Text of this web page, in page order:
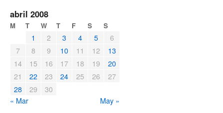
abril 2008
M T W T F S S
1 2 3 4 5
6
7
8 9 10 11 12
13
14
15 16 17 18 19
20
21
22 23 24 25 26
27
28
29
30
« Mar
May »